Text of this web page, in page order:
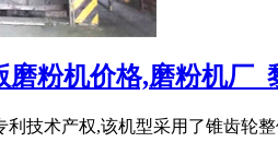
粉机价格,磨粉机厂_
技术产权,该机型采用了锥齿轮